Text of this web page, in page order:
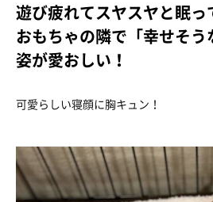
遊び疲れてスヤスヤと眠
おもちゃの隣で「幸せそう
姿が愛おしい！
可愛らしい寝顔に胸キュン！